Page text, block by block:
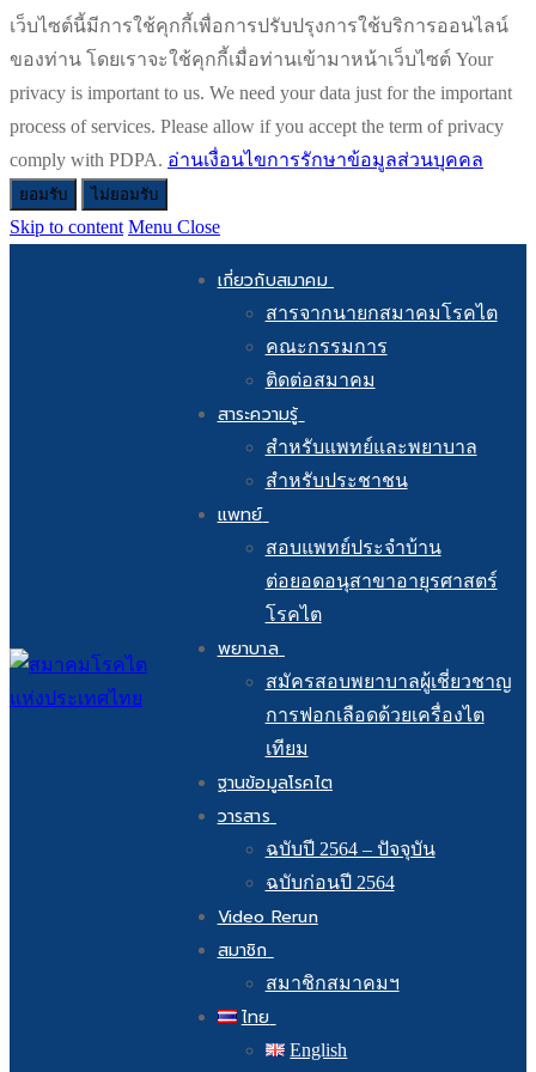
เว็บไซต์นี้มีการใช้คุกกี้เพื่อการปรับปรุงการใช้บริการออนไลน์
ของท่าน โดยเราจะใช้คุกกี้เมื่อท่านเข้ามาหน้าเว็บไซต์ Your
privacy is important to us. We need your data just for the important
process of services. Please allow if you accept the term of privacy
comply with PDPA. อ่านเงื่อนไขการรักษาข้อมูลส่วนบุคคล
ยอมรับ ไม่ยอมรับ
Skip to content Menu Close
เกี่ยวกับสมาคม
สารจากนายกสมาคมโรคไต
คณะกรรมการ
ติดต่อสมาคม
สาระความรู้
สำหรับแพทย์และพยาบาล
สำหรับประชาชน
แพทย์
สอบแพทย์ประจำบ้าน
ต่อยอดอนุสาขาอายุรศาสตร์
โรคไต
พยาบาล
สมัครสอบพยาบาลผู้เชี่ยวชาญ
การฟอกเลือดด้วยเครื่องไต
เทียม
ฐานข้อมูลโรคไต
วารสาร
ฉบับปี 2564 – ปัจจุบัน
ฉบับก่อนปี 2564
Video Rerun
สมาชิก
สมาชิกสมาคมฯ
ไทย
English